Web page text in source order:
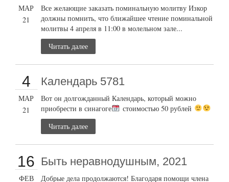
МАР
21
Все желающие заказать поминальную молитву Изкор
должны помнить, что ближайшее чтение поминальной
молитвы 4 апреля в 11:00 в молельном зале...
Читать далее
4
МАР
21
Календарь 5781
Вот он долгожданный Календарь, который можно
приобрести в синагоге
стоимостью 50 рублей
Читать далее
16
ФЕВ
Быть неравнодушным, 2021
Добрые дела продолжаются! Благодаря помощи члена